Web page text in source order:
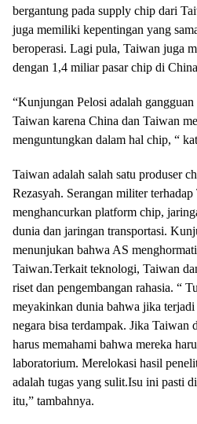
bergantung pada supply chip dari
juga memiliki kepentingan yang
beroperasi. Lagi pula, Taiwan juga
dengan 1,4 miliar pasar chip di
“Kunjungan Pelosi adalah
Taiwan karena China dan Taiwan
menguntungkan dalam hal chip, “
Taiwan adalah salah satu produser
Rezasyah. Serangan militer
menghancurkan platform chip,
dunia dan jaringan transportasi.
menunjukan bahwa AS
Taiwan.Terkait teknologi, Taiwan
riset dan pengembangan rahasia. “
meyakinkan dunia bahwa jika terjadi
negara bisa terdampak. Jika Taiwan
harus memahami bahwa mereka
laboratorium. Merelokasi hasil
adalah tugas yang sulit.Isu ini pasti
itu,” tambahnya.